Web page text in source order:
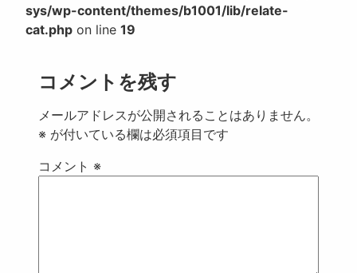
sys/wp-content/themes/b1001/lib/relate-
cat.php on line 19
コメントを残す
メールアドレスが公開されることはありません。
※ が付いている欄は必須項目です
コメント ※